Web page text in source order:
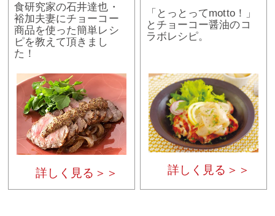
食研究家の石井達也・
裕加夫妻にチョーコー
商品を使った簡単レシ
ピを教えて頂きまし
た！
詳しく見る＞＞
「とっとってmotto！」
とチョーコー醤油のコ
ラボレシピ。
詳しく見る＞＞